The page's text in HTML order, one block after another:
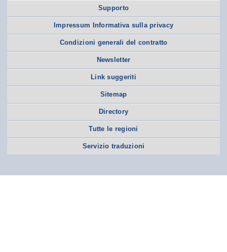
Supporto
Impressum Informativa sulla privacy
Condizioni generali del contratto
Newsletter
Link suggeriti
Sitemap
Directory
Tutte le regioni
Servizio traduzioni